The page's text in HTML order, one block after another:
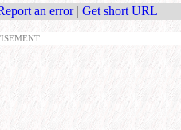
an error | Get short URL